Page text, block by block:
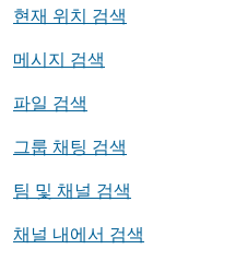
현재 위치 검색
메시지 검색
파일 검색
그룹 채팅 검색
팀 및 채널 검색
채널 내에서 검색